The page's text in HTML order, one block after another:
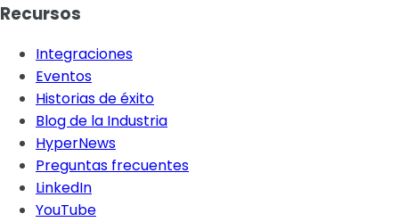
Recursos
Integraciones
Eventos
Historias de éxito
Blog de la Industria
HyperNews
Preguntas frecuentes
LinkedIn
YouTube